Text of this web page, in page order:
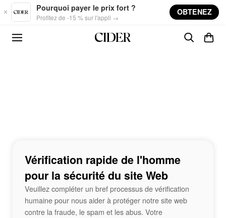
Skip to main content
Pourquoi payer le prix fort ?
Profitez de -15 % sur l'appli →
OBTENEZ
Vérification rapide de l'homme
pour la sécurité du site Web
Veuillez compléter un bref processus de vérification
humaine pour nous aider à protéger notre site web
contre la fraude, le spam et les abus. Votre